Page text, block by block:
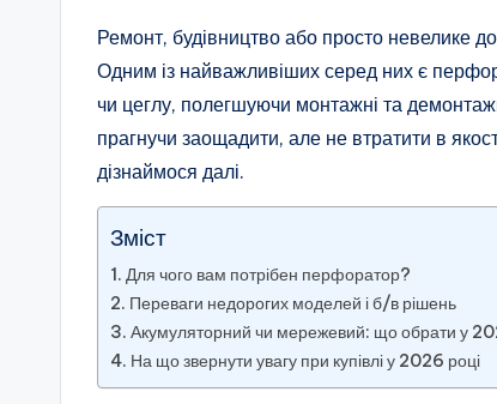
Ремонт, будівництво або просто невелике
Одним із найважливіших серед них є
чи цеглу, полегшуючи монтажні та
прагнучи заощадити, але не втратити в
дізнаймося далі.
Зміст
Для чого вам потрібен перфоратор?
Переваги недорогих моделей і б/в рішень
Акумуляторний чи мережевий: що обрати у
На що звернути увагу при купівлі у 2026 році